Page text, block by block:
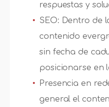
respuestas y
SEO: Dentro de
contenido
sin fecha de
posicionarse en
Presencia en
general el